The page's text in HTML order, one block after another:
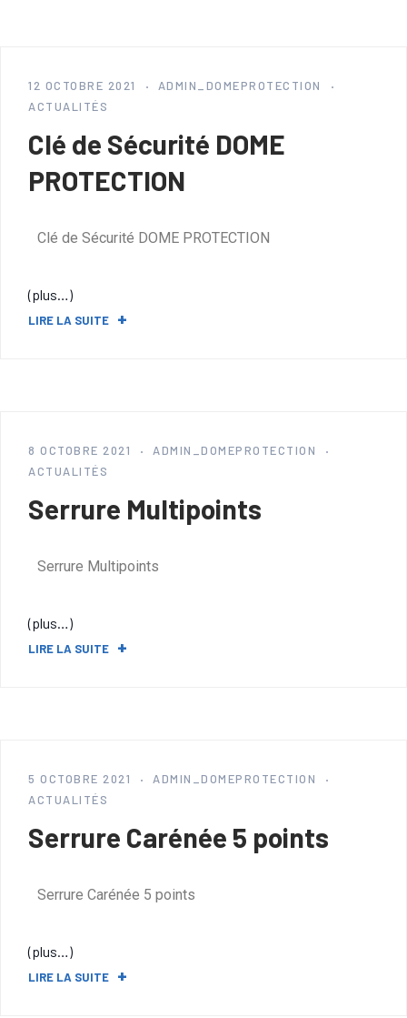
12 OCTOBRE 2021
ADMIN_DOMEPROTECTION
ACTUALITÉS
Clé de Sécurité DOME
PROTECTION
Clé de Sécurité DOME PROTECTION
(plus…)
LIRE LA SUITE
8 OCTOBRE 2021
ADMIN_DOMEPROTECTION
ACTUALITÉS
Serrure Multipoints
Serrure Multipoints
(plus…)
LIRE LA SUITE
5 OCTOBRE 2021
ADMIN_DOMEPROTECTION
ACTUALITÉS
Serrure Carénée 5 points
Serrure Carénée 5 points
(plus…)
LIRE LA SUITE